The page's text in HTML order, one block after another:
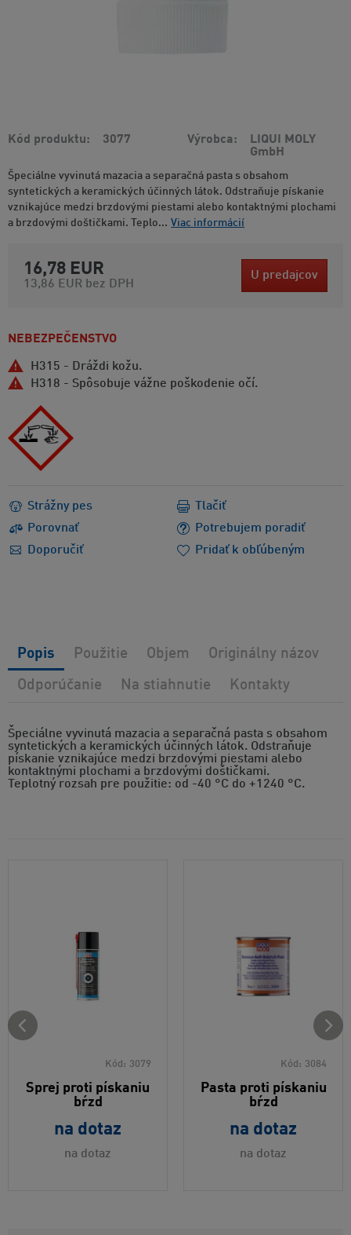
Kód produktu 3077 Výrobca
LIQUI MOLY
GmbH
Špeciálne vyvinutá mazacia a separačná pasta s obsahom
syntetických a keramických účinných látok. Odstraňuje pískanie
vznikajúce medzi brzdovými piestami alebo kontaktnými plochami
a brzdovými doštičkami. Teplo... Viac informácií
16,78 EUR
13,86 EUR bez DPH
U predajcov
H315 - Dráždi kožu.
H318 - Spôsobuje vážne poškodenie očí.
NEBEZPEČENSTVO
Strážny pes
Porovnať
Potrebujem poradiť
Doporučiť
Tlačiť
Pridať k obľúbeným
Špeciálne vyvinutá mazacia a separačná pasta s obsahom
syntetických a keramických účinných látok. Odstraňuje
pískanie vznikajúce medzi brzdovými piestami alebo
kontaktnými plochami a brzdovými doštičkami.
Teplotný rozsah pre použitie: od -40 °C do +1240 °C.
Popis Použitie Objem Originálny názov
Odporúčanie Na stiahnutie Kontakty
Kód: 3079
Sprej proti pískaniu
bŕzd
na dotaz
na dotaz
Kód: 3084
Pasta proti pískaniu
bŕzd
na dotaz
na dotaz